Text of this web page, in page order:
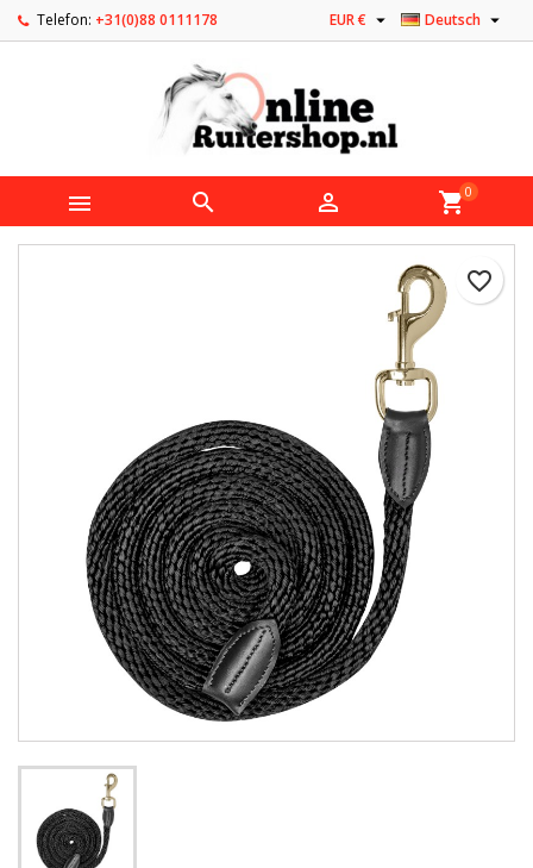
Telefon: +31(0)88 0111178 Deutsch 
EUR € 
   shopping_cart0
favorite_border